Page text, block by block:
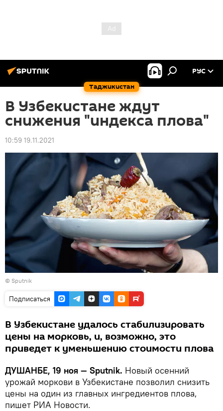
Таджикистан
РУС
В Узбекистане ждут
снижения "индекса плова"
10:59 19.11.2021
© Sputnik
Подписаться
В Узбекистане удалось стабилизировать
цены на морковь, и, возможно, это
приведет к уменьшению стоимости плова
ДУШАНБЕ, 19 ноя — Sputnik. Новый осенний
урожай моркови в Узбекистане позволил снизить
цены на один из главных ингредиентов плова,
пишет РИА Новости.